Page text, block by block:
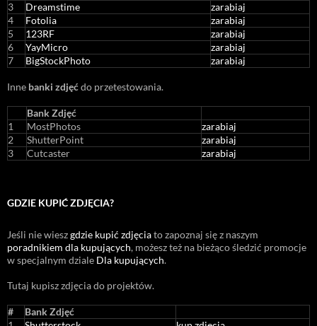
3
Dreamstime
zarabiaj
4
Fotolia
zarabiaj
5
123RF
zarabiaj
6
YayMicro
zarabiaj
7
BigStockPhoto zarabiaj
Inne banki zdjęćdo przetestowania.
Bank Zdjęć
1
MostPhotos
zarabiaj
2
ShutterPoint
zarabiaj
3
Cutcaster zarabiaj
GDZIE KUPIĆ ZDJĘCIA?
Jeśli nie wieszgdzie kupić zdjęciato zapoznaj się z naszym
poradnikiem dla kupujących, możesz też na bieżąco śledzić promocje
w specjalnym dziale Dla kupujących.
Tutaj kupisz zdjęcia do projektów.
#
Bank Zdjęć